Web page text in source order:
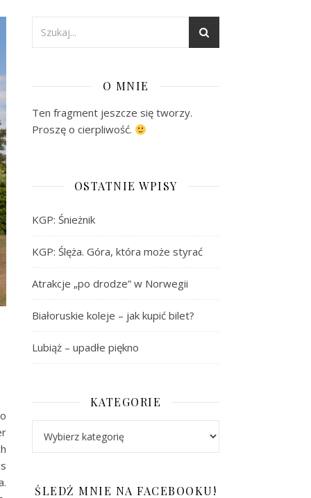
O MNIE
Ten fragment jeszcze się tworzy.
Proszę o cierpliwość.
OSTATNIE WPISY
KGP: Śnieżnik
KGP: Ślęża. Góra, która może styrać
Atrakcje „po drodze” w Norwegii
Białoruskie koleje – jak kupić bilet?
Lubiąż – upadłe piękno
KATEGORIE
ŚLEDŹ MNIE NA FACEBOOKU!